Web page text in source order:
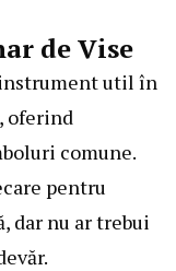
de Vise
util în
, oferind
comune.
pentru
dar nu ar trebui